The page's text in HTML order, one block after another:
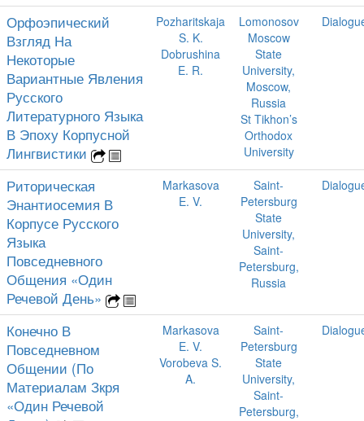
Орфоэпический
Взгляд На
Некоторые
Вариантные Явления
Русского
Литературного Языка
В Эпоху Корпусной
Лингвистики
Pozharitskaja
S. K.
Dobrushina
E. R.
Lomonosov
Moscow
State
University,
Moscow,
Russia
St Tikhon’s
Orthodox
University
Риторическая
Энантиосемия В
Корпусе Русского
Языка
Повседневного
Общения «Один
Речевой День»
Markasova
E. V.
Saint-
Petersburg
State
University,
Saint-
Petersburg,
Russia
Конечно В
Повседневном
Общении (По
Материалам Зкря
«Один Речевой
Markasova
E. V.
Vorobeva S.
A.
Saint-
Petersburg
State
University,
Saint-
Petersburg,